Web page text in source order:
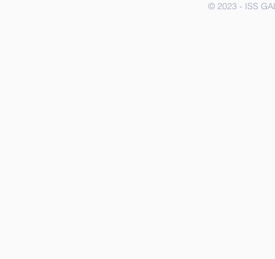
© 2023 - ISS